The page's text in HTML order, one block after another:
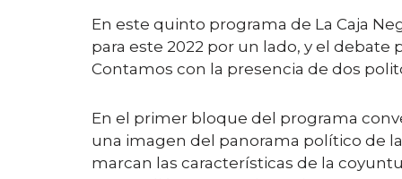
En este quinto programa de La Caja
para este 2022 por un lado, y el
Contamos con la presencia de dos
En el primer bloque del programa
una imagen del panorama político de
marcan las características de la